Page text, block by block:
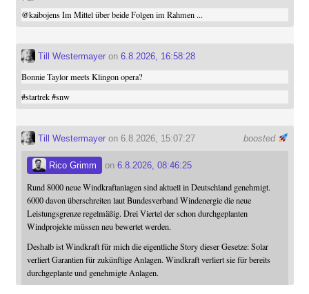
@kaibojensIm Mittel über beide Folgen im Rahmen ...
Till Westermayeron 6.8.2026, 16:58:28
Bonnie Taylor meets Klingon opera?
#startrek #snw
boosted
Till Westermayeron 6.8.2026, 15:07:27
Rico Grimm on 6.8.2026, 08:46:25
Rund 8000 neue Windkraftanlagen sind aktuell in Deutschland genehmigt.
6000 davon überschreiten laut Bundesverband Windenergie die neue
Leistungsgrenze regelmäßig. Drei Viertel der schon durchgeplanten
Windprojekte müssen neu bewertet werden.
Deshalb ist Windkraft für mich die eigentliche Story dieser Gesetze: Solar
verliert Garantien für zukünftige Anlagen. Windkraft verliert sie für bereits
durchgeplante und genehmigte Anlagen.